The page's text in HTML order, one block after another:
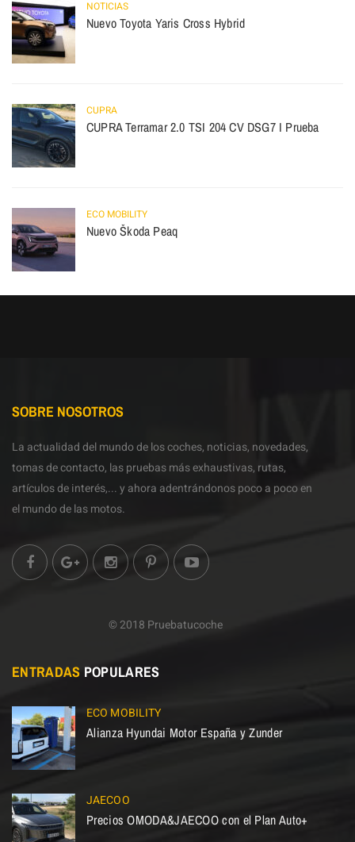
NOTICIAS
Nuevo Toyota Yaris Cross Hybrid
CUPRA
CUPRA Terramar 2.0 TSI 204 CV DSG7 I Prueba
ECO MOBILITY
Nuevo Škoda Peaq
SOBRE NOSOTROS
La actualidad del mundo de los coches, noticias, novedades,
tomas de contacto, las pruebas más exhaustivas, rutas,
artículos de interés,... y ahora adentrándonos poco a poco en
el mundo de las motos.
© 2018 Pruebatucoche
ENTRADAS POPULARES
ECO MOBILITY
Alianza Hyundai Motor España y Zunder
JAECOO
Precios OMODA&JAECOO con el Plan Auto+